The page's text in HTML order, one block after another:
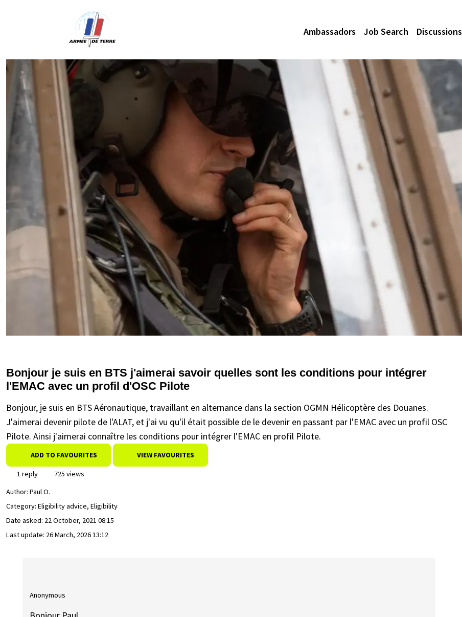
Ambassadors Job Search Discussions
Bonjour je suis en BTS j'aimerai savoir quelles sont les conditions pour intégrer
l'EMAC avec un profil d'OSC Pilote
Bonjour, je suis en BTS Aéronautique, travaillant en alternance dans la section OGMN Hélicoptère des Douanes.
J'aimerai devenir pilote de l'ALAT, et j'ai vu qu'il était possible de le devenir en passant par l'EMAC avec un profil OSC
Pilote. Ainsi j'aimerai connaître les conditions pour intégrer l'EMAC en profil Pilote.
ADD TO FAVOURITES VIEW FAVOURITES
1 reply
725 views
Author: Paul O.
Category: Eligibility advice, Eligibility
Date asked: 22 October, 2021 08:15
Last update: 26 March, 2026 13:12
Anonymous